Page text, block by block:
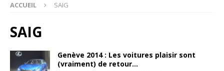
ACCUEIL SAIG
SAIG
Genève 2014 : Les voitures plaisir sont
(vraiment) de retour…